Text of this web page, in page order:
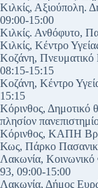
Κιλκίς, Αξιούπολη.
09:00-15:00
Κιλκίς. Ανθόφυτο,
Κιλκίς, Κέντρο
Κοζάνη,
08:15-15:15
Κοζάνη, Κέντρο
15:15
Κόρινθος, Δημοτικό
πλησίον
Κόρινθος, ΚΑΠΗ
Κως, Πάρκο
Λακωνία, Κοινωνικό
93, 09:00-15:00
Λακωνία, Δήμος